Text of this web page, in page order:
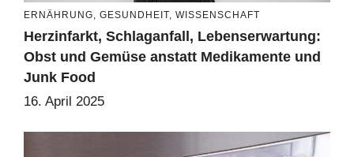
ERNÄHRUNG, GESUNDHEIT, WISSENSCHAFT
Herzinfarkt, Schlaganfall, Lebenserwartung:
Obst und Gemüse anstatt Medikamente und
Junk Food
16. April 2025